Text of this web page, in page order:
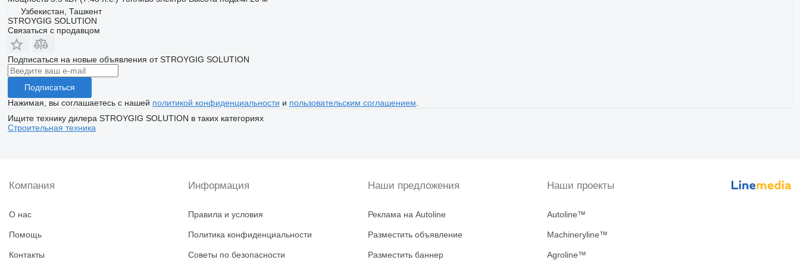
Узбекистан, Ташкент
STROYGIG SOLUTION
Связаться с продавцом
Подписаться на новые объявления от STROYGIG SOLUTION
Подписаться
Нажимая, вы соглашаетесь с нашей политикой конфиденциальности и пользовательским соглашением
Ищите технику дилера STROYGIG SOLUTION в таких категориях
Строительная техника
Компания
О нас
Помощь
Контакты
Информация
Правила и условия
Политика конфиденциальности
Советы по безопасности
Наши предложения
Реклама на Autoline
Разместить объявление
Разместить баннер
Наши проекты
Autoline™
Machineryline™
Agroline™